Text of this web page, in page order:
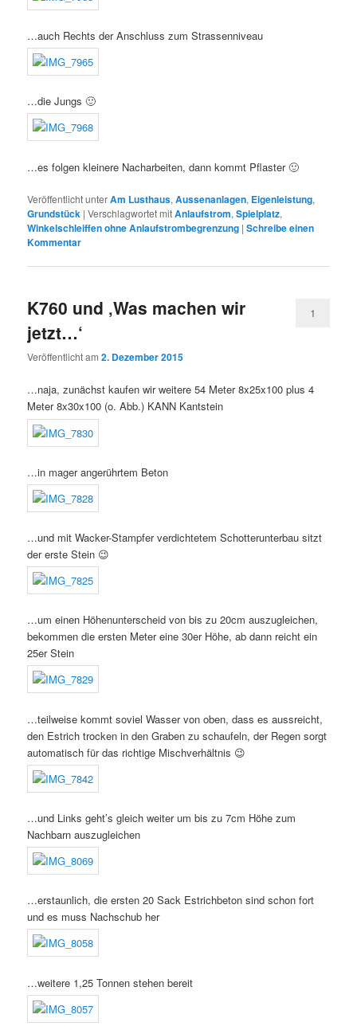
…auch Rechts der Anschluss zum Strassenniveau
…die Jungs 🙂
…es folgen kleinere Nacharbeiten, dann kommt Pflaster 🙂
Veröffentlicht unterAm Lusthaus,Aussenanlagen, Eigenleistung,
Grundstück |Verschlagwortet mitAnlaufstrom,Spielplatz,
Winkelschleiffen ohne Anlaufstrombegrenzung |Schreibe einen
Kommentar
K760 und ‚Was machen wir
jetzt…‘
Veröffentlicht am2. Dezember 2015
1
…naja, zunächst kaufen wir weitere 54 Meter 8x25x100 plus 4
Meter 8x30x100 (o. Abb.) KANN Kantstein
…in mager angerührtem Beton
…und mit Wacker-Stampfer verdichtetem Schotterunterbau sitzt
der erste Stein 😉
…um einen Höhenunterscheid von bis zu 20cm auszugleichen,
bekommen die ersten Meter eine 30er Höhe, ab dann reicht ein
25er Stein
…teilweise kommt soviel Wasser von oben, dass es aussreicht,
den Estrich trocken in den Graben zu schaufeln, der Regen sorgt
automatisch für das richtige Mischverhältnis 😉
…und Links geht’s gleich weiter um bis zu 7cm Höhe zum
Nachbarn auszugleichen
…erstaunlich, die ersten 20 Sack Estrichbeton sind schon fort
und es muss Nachschub her
…weitere 1,25 Tonnen stehen bereit